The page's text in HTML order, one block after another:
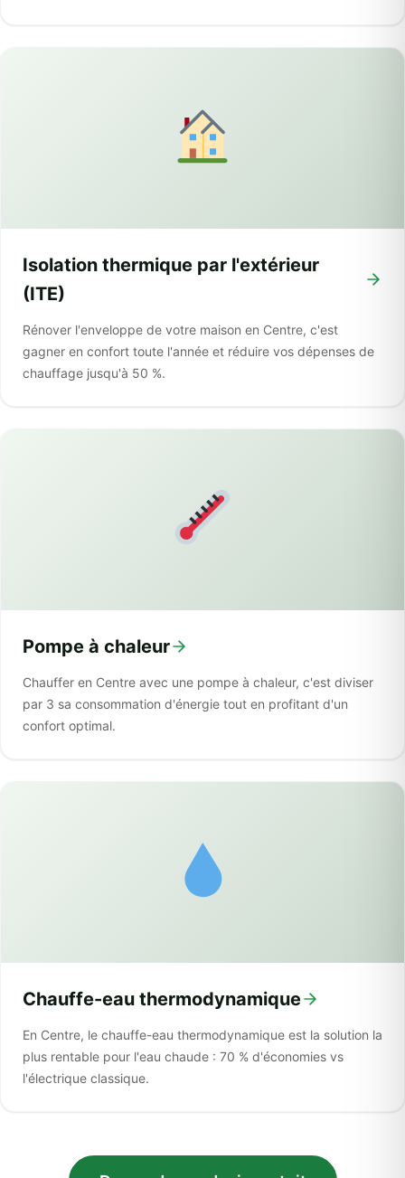
Isolation thermique par l'extérieur
(ITE)
Rénover l'enveloppe de votre maison en Centre, c'est
gagner en confort toute l'année et réduire vos dépenses de
chauffage jusqu'à 50 %.
Pompe à chaleur
Chauffer en Centre avec une pompe à chaleur, c'est diviser
par 3 sa consommation d'énergie tout en profitant d'un
confort optimal.
Chauffe-eau thermodynamique
En Centre, le chauffe-eau thermodynamique est la solution la
plus rentable pour l'eau chaude : 70 % d'économies vs
l'électrique classique.